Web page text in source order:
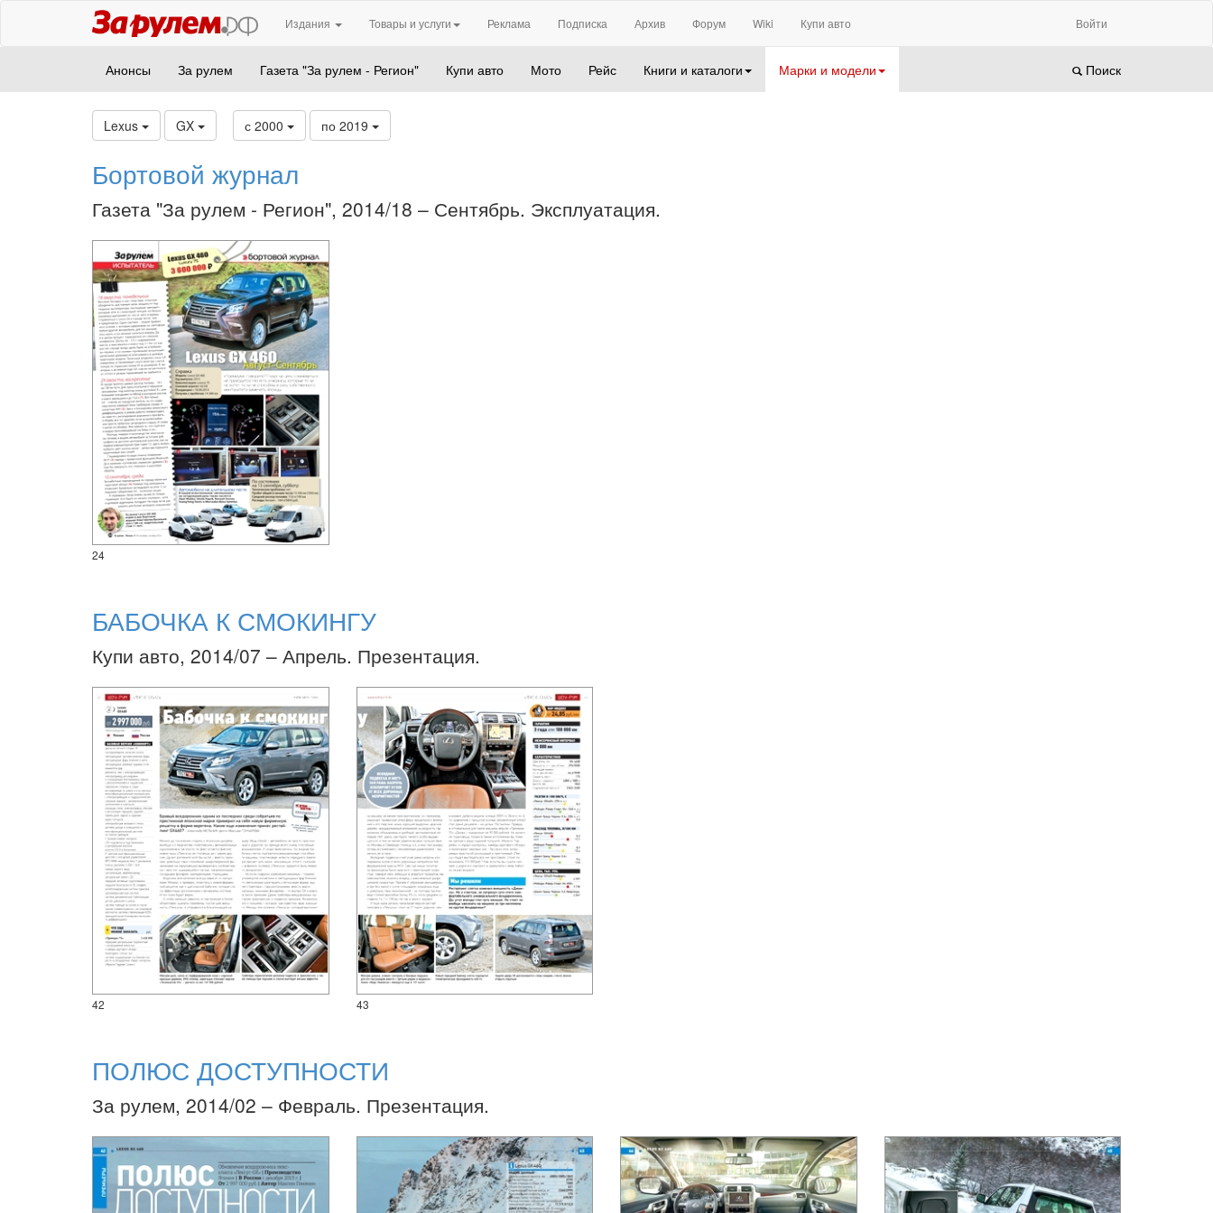
Издания Товары и услуги Реклама Подписка Архив Форум Wiki Купи авто Войти
Анонсы За рулем Газета "За рулем - Регион" Купи авто Мото Рейс Книги и каталоги Марки и модели Поиск
Lexus GX с 2000 по 2019
Бортовой журнал
Газета "За рулем - Регион", 2014/18 – Сентябрь. Эксплуатация.
24
БАБОЧКА К СМОКИНГУ
Купи авто, 2014/07 – Апрель. Презентация.
42 43
ПОЛЮС ДОСТУПНОСТИ
За рулем, 2014/02 – Февраль. Презентация.